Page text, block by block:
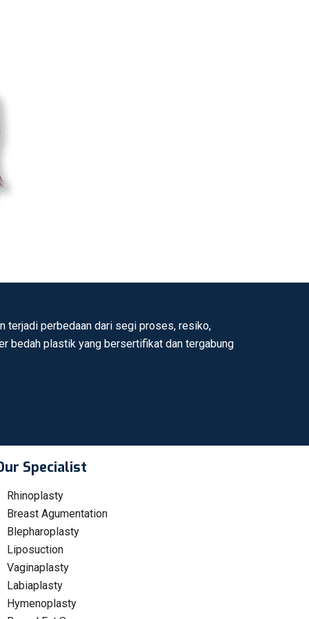
terjadi perbedaan dari segi proses, resiko,
bedah plastik yang bersertifikat dan tergabung
Specialist
Rhinoplasty
Breast Agumentation
Blepharoplasty
Liposuction
Vaginaplasty
Labiaplasty
Hymenoplasty